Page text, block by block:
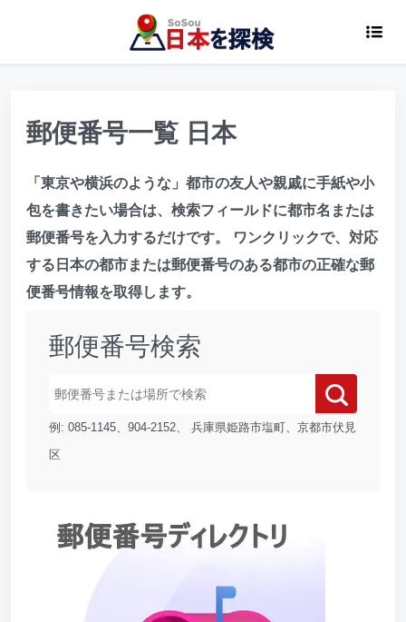
郵便番号一覧 日本
「東京や横浜のような」都市の友人や親戚に手紙や小
包を書きたい場合は、検索フィールドに都市名または
郵便番号を入力するだけです。 ワンクリックで、対応
する日本の都市または郵便番号のある都市の正確な郵
便番号情報を取得します。
郵便番号検索
例: 085-1145、904-2152、 兵庫県姫路市塩町、京都市伏見
区